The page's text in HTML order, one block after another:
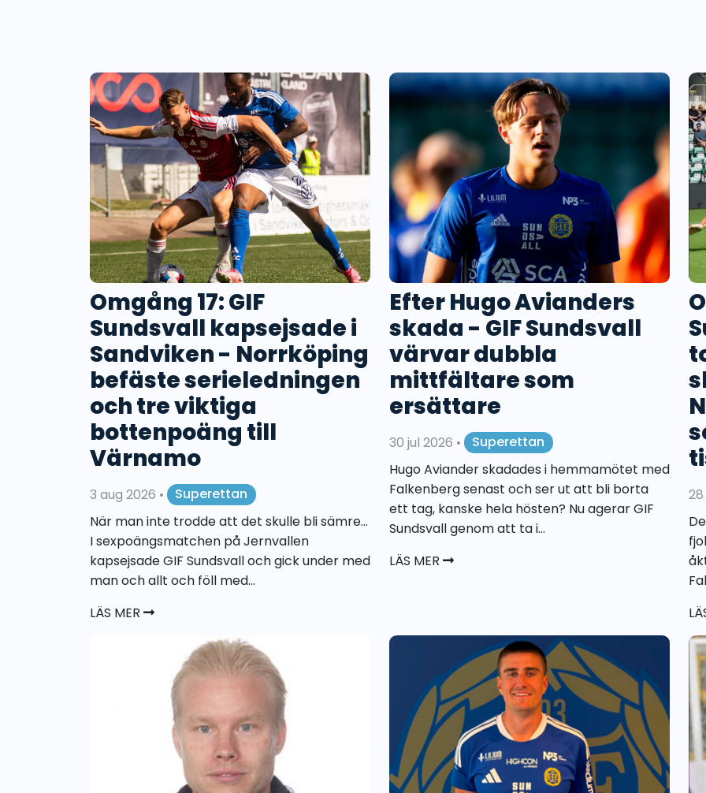
Omgång 17: GIF
Sundsvall kapsejsade i
Sandviken - Norrköping
befäste serieledningen
och tre viktiga
bottenpoäng till
Värnamo
3 aug 2026 •
Superettan
När man inte trodde att det skulle bli sämre...
I sexpoängsmatchen på Jernvallen
kapsejsade GIF Sundsvall och gick under med
man och allt och föll med...
LÄS MER
Efter Hugo Avianders
skada - GIF Sundsvall
värvar dubbla
mittfältare som
ersättare
30 jul 2026 •
Superettan
Hugo Aviander skadades i hemmamötet med
Falkenberg senast och ser ut att bli borta
ett tag, kanske hela hösten? Nu agerar GIF
Sundsvall genom att ta i...
LÄS MER